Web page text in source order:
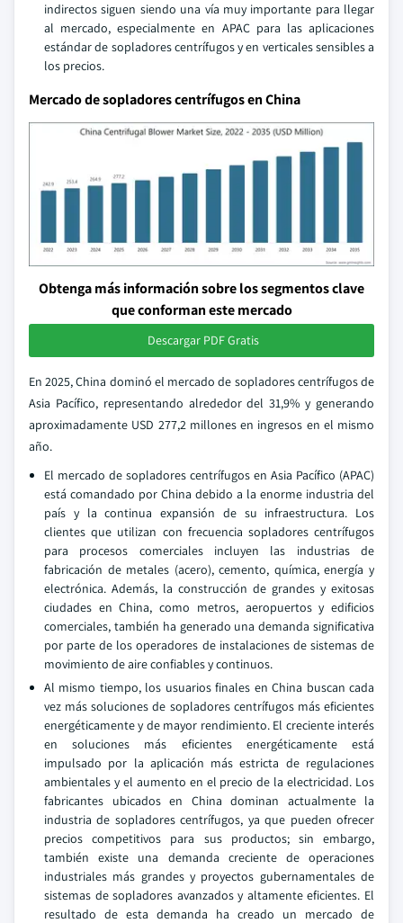
indirectos siguen siendo una vía muy importante para llegar
al mercado, especialmente en APAC para las aplicaciones
estándar de sopladores centrífugos y en verticales sensibles a
los precios.
Mercado de sopladores centrífugos en China
Obtenga más información sobre los segmentos clave
que conforman este mercado
Descargar PDF Gratis
En 2025, China dominó el mercado de sopladores centrífugos de
Asia Pacífico, representando alrededor del 31,9% y generando
aproximadamente USD 277,2 millones en ingresos en el mismo
año.
El mercado de sopladores centrífugos en Asia Pacífico (APAC)
está comandado por China debido a la enorme industria del
país y la continua expansión de su infraestructura. Los
clientes que utilizan con frecuencia sopladores centrífugos
para procesos comerciales incluyen las industrias de
fabricación de metales (acero), cemento, química, energía y
electrónica. Además, la construcción de grandes y exitosas
ciudades en China, como metros, aeropuertos y edificios
comerciales, también ha generado una demanda significativa
por parte de los operadores de instalaciones de sistemas de
movimiento de aire confiables y continuos.
Al mismo tiempo, los usuarios finales en China buscan cada
vez más soluciones de sopladores centrífugos más eficientes
energéticamente y de mayor rendimiento. El creciente interés
en soluciones más eficientes energéticamente está
impulsado por la aplicación más estricta de regulaciones
ambientales y el aumento en el precio de la electricidad. Los
fabricantes ubicados en China dominan actualmente la
industria de sopladores centrífugos, ya que pueden ofrecer
precios competitivos para sus productos; sin embargo,
también existe una demanda creciente de operaciones
industriales más grandes y proyectos gubernamentales de
sistemas de sopladores avanzados y altamente eficientes. El
resultado de esta demanda ha creado un mercado de